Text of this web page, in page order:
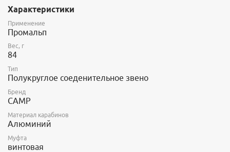
Характеристики
Применение
Промальп
Вес, г
84
Тип
Полукруглое соеденительное звено
Бренд
CAMP
Материал карабинов
Алюминий
Муфта
винтовая